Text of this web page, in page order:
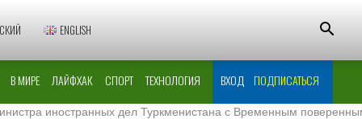
ENGLISH
В МИРЕ ЛАЙФХАК СПОРТ ТЕХНОЛОГИЯ ВХОД ПОДПИСАТЬСЯ
иностранных дел Туркменистана с Временным поверенным в